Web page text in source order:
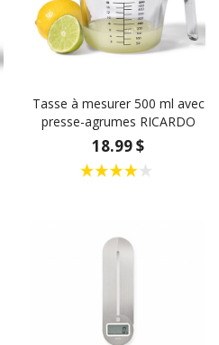
Tasse à mesurer 500 ml avec
presse-agrumes RICARDO
18.99 $